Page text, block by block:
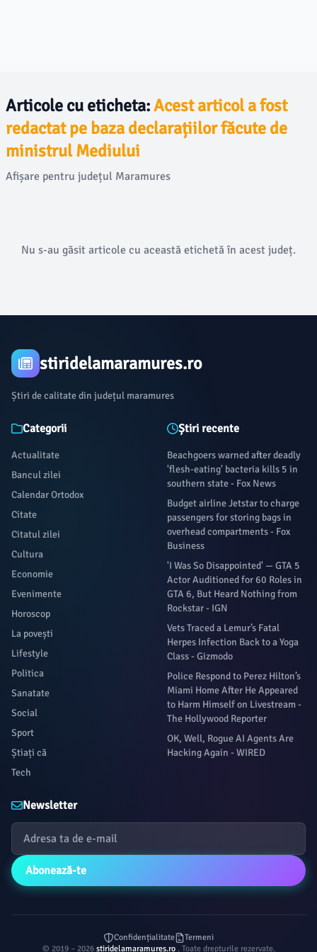
Articole cu eticheta:Acest articol a fost
redactat pe baza declarațiilor făcute de
ministrul Mediului
Afișare pentru județul Maramures
Nu s-au găsit articole cu această etichetă în acest județ.
stiridelamaramures.ro
Știri de calitate din județul maramures
Categorii
Actualitate
Bancul zilei
Calendar Ortodox
Citate
Citatul zilei
Cultura
Economie
Evenimente
Horoscop
La povești
Lifestyle
Politica
Sanatate
Social
Sport
Știați că
Tech
Știri recente
Beachgoers warned after deadly
'flesh-eating' bacteria kills 5 in
southern state - Fox News
Budget airline Jetstar to charge
passengers for storing bags in
overhead compartments - Fox
Business
'I Was So Disappointed' — GTA 5
Actor Auditioned for 60 Roles in
GTA 6, But Heard Nothing from
Rockstar - IGN
Vets Traced a Lemur’s Fatal
Herpes Infection Back to a Yoga
Class - Gizmodo
Police Respond to Perez Hilton’s
Miami Home After He Appeared
to Harm Himself on Livestream -
The Hollywood Reporter
OK, Well, Rogue AI Agents Are
Hacking Again - WIRED
Newsletter
Abonează-te
Confidențialitate
Termeni
© 2019 – 2026 stiridelamaramures.ro . Toate drepturile rezervate.